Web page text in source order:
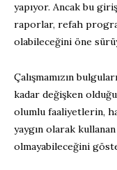
yapıyor. Ancak bu
raporlar, refah
olabileceğini öne
Çalışmamızın
kadar değişken
olumlu faaliyetlerin,
yaygın olarak
olmayabileceğini